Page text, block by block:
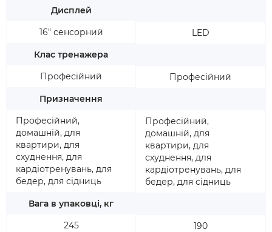
Дисплей
16" сенсорний
Клас тренажера
Професійний
Призначення
Професійний,
домашній, для
квартири, для
схуднення, для
кардіотренувань, для
бедер, для сідниць
Вага в упаковці, кг
245
LED
Професійний
Професійний,
домашній, для
квартири, для
схуднення, для
кардіотренувань, для
бедер, для сідниць
190